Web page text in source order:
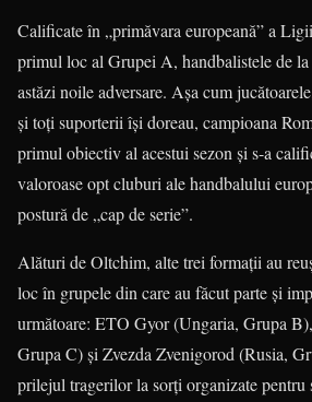
Calificate în „primăvara europeană” a
primul loc al Grupei A, handbalistele de
astăzi noile adversare. Aşa cum
şi toţi suporterii îşi doreau, campioana
primul obiectiv al acestui sezon şi s-a
valoroase opt cluburi ale handbalului
postură de „cap de serie”.
Alături de Oltchim, alte trei formaţii au
loc în grupele din care au făcut parte şi
următoare: ETO Gyor (Ungaria, Grupa
Grupa C) şi Zvezda Zvenigorod (Rusia,
prilejul tragerilor la sorţi organizate pentru